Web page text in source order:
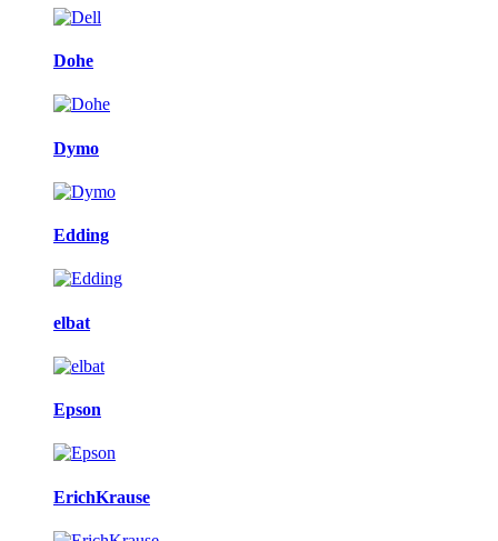
Dohe
Dymo
Edding
elbat
Epson
ErichKrause